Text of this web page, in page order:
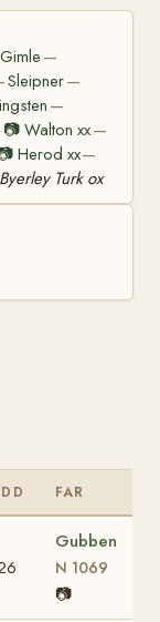
Gimle —
Sleipner—
—
📷Walton xx—
Herod xx—
Byerley Turk ox
FAR
Gubben
N 1069
📷